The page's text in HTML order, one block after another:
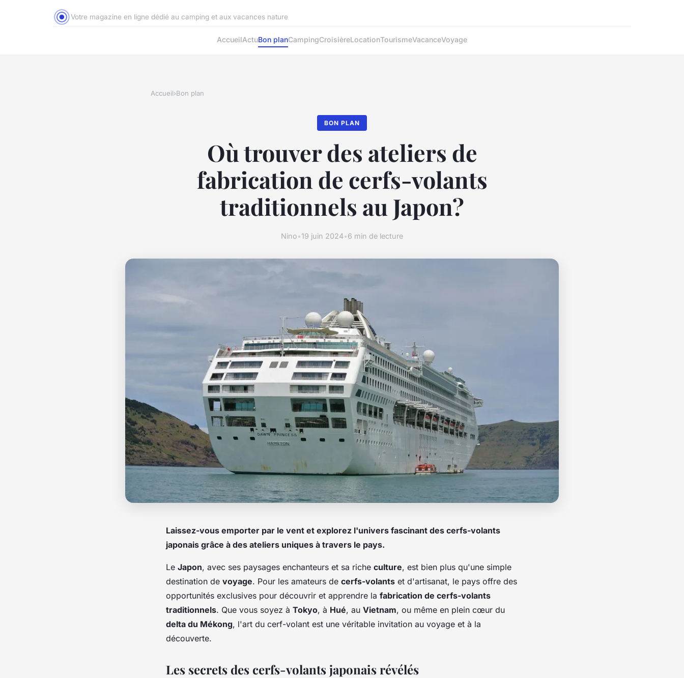
Votre magazine en ligne dédié au camping et aux vacances nature
AccueilActuBon planCampingCroisièreLocationTourismeVacanceVoyage
Accueil›Bon plan
BON PLAN
Où trouver des ateliers de
fabrication de cerfs-volants
traditionnels au Japon?
Nino•19 juin 2024•6 min de lecture
Laissez-vous emporter par le vent et explorez l'univers fascinant des cerfs-volants
japonais grâce à des ateliers uniques à travers le pays.
Le Japon, avec ses paysages enchanteurs et sa riche culture, est bien plus qu'une simple
destination de voyage. Pour les amateurs de cerfs-volants et d'artisanat, le pays offre des
opportunités exclusives pour découvrir et apprendre la fabrication de cerfs-volants
traditionnels. Que vous soyez à Tokyo, à Hué, au Vietnam, ou même en plein cœur du
delta du Mékong, l'art du cerf-volant est une véritable invitation au voyage et à la
découverte.
Les secrets des cerfs-volants japonais révélés